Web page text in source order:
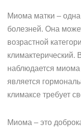
Миома матки –
болезней. Она
возрастной
наблюдается
является
климаксе требует
Миома – это